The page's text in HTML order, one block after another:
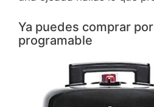
Ya puedes comprar
programable